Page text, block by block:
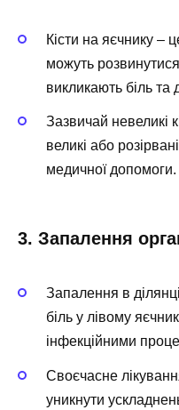
Кісти на яєчнику –
можуть
викликають біль та
Зазвичай невеликі
великі або
медичної допомоги.
3. Запалення
Запалення в
біль у лівому
інфекційними
Своєчасне
уникнути